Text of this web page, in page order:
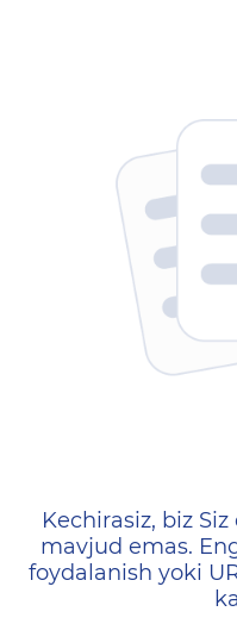
404 —
Kechirasiz, biz
mavjud emas.
foydalanish yoki